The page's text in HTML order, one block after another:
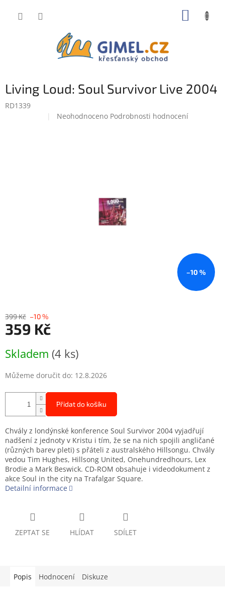
Living Loud: Soul Survivor Live 2004
RD1339
Průměrné
Neohodnoceno Podrobnosti hodnocení
–10 %
399 Kč –10 %
359 Kč
cena:
Skladem (4 ks)
Můžeme doručit do: 12.8.2026
Přidat do košíku
Chvály z londýnské konference Soul Survivor 2004 vyjadřují
nadšení z jednoty v Kristu i tím, že se na nich spojili angličané
(různých barev pleti) s přáteli z australského Hillsongu. Chvály
vedou Tim Hughes, Hillsong United, Onehundredhours, Lex
Brodie a Mark Beswick. CD-ROM obsahuje i videodokument z
akce Soul in the city na Trafalgar Square.
Detailní informace
ZEPTAT SE HLÍDAT SDÍLET
Popis Hodnocení Diskuze